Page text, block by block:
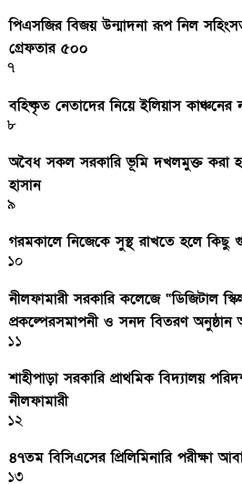
পিএসজির বিজয় উন্মাদনা রূপ নিল
গ্রেফতার ৫০০
৭
বহিষ্কৃত নেতাদের নিয়ে ইলিয়াস
৮
অবৈধ সকল সরকারি ভূমি দখলমুক্ত করা
হাসান
৯
গরমকালে নিজেকে সুস্থ রাখতে হলে কিছু
১০
নীলফামারী সরকারি কলেজে “ডিজিটাল
প্রকল্পেরসমাপনী ও সনদ বিতরণ অনুষ্ঠান
১১
শাহীপাড়া সরকারি প্রাথমিক বিদ্যালয়
নীলফামারী
১২
৪৭তম বিসিএসের প্রিলিমিনারি পরীক্ষা
১৩